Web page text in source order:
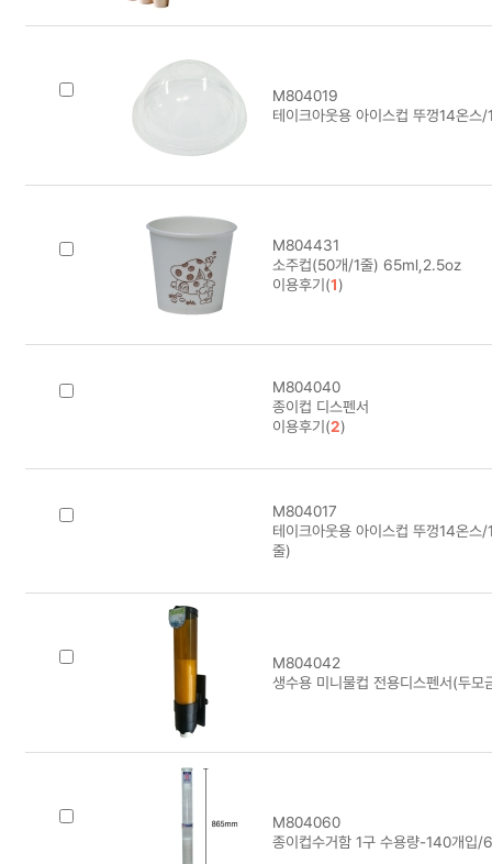
M804019
테이크아웃용 아이스컵 뚜껑14온
M804431
소주컵(50개/1줄) 65ml,2.5oz
이용후기(1)
M804040
종이컵 디스펜서
이용후기(2)
M804017
테이크아웃용 아이스컵 뚜껑14온
줄)
M804042
생수용 미니물컵 전용디스펜서(두모
M804060
종이컵수거함 1구 수용량-140개입/